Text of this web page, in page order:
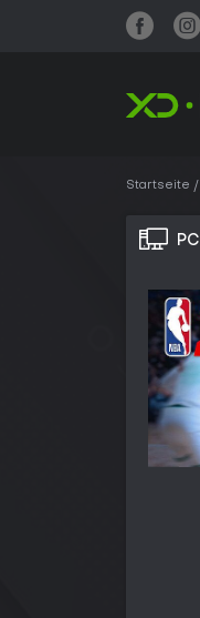
Startseite
PC